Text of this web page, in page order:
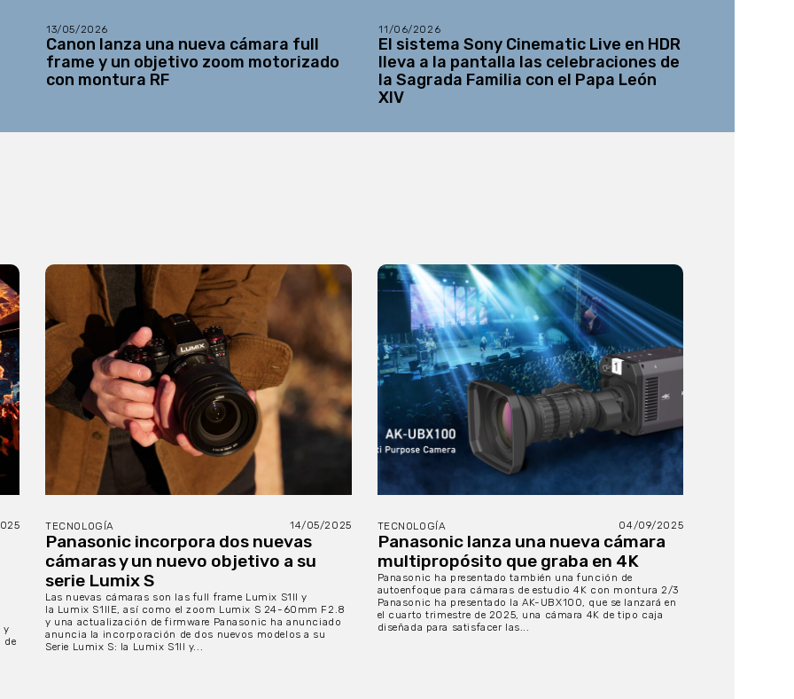
13/05/2026
Canon lanza una nueva cámara full
frame y un objetivo zoom motorizado
con montura RF
11/06/2026
El sistema Sony Cinematic Live en HDR
lleva a la pantalla las celebraciones de
la Sagrada Familia con el Papa León
XIV
y
de
TECNOLOGÍA 14/05/2025
Panasonic incorpora dos nuevas
cámaras y un nuevo objetivo a su
serie Lumix S
Las nuevas cámaras son las full frame Lumix S1II y
la Lumix S1IIE, así como el zoom Lumix S 24-60mm F2.8
y una actualización de firmware Panasonic ha anunciado
anuncia la incorporación de dos nuevos modelos a su
Serie Lumix S: la Lumix S1II y...
TECNOLOGÍA 04/09/2025
Panasonic lanza una nueva cámara
multipropósito que graba en 4K
Panasonic ha presentado también una función de
autoenfoque para cámaras de estudio 4K con montura 2/3
Panasonic ha presentado la AK-UBX100, que se lanzará en
el cuarto trimestre de 2025, una cámara 4K de tipo caja
diseñada para satisfacer las...